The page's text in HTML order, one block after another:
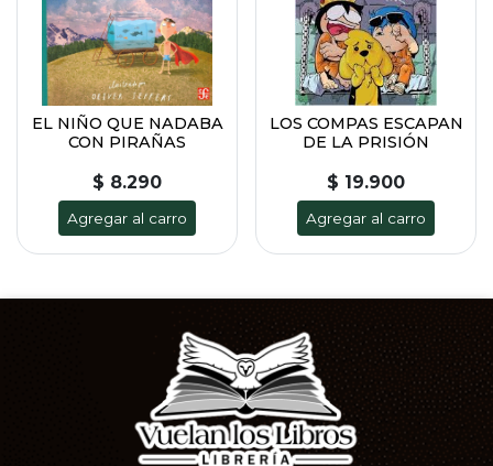
EL NIÑO QUE NADABA
CON PIRAÑAS
$ 8.290
Agregar al carro
LOS COMPAS ESCAPAN
DE LA PRISIÓN
$ 19.900
Agregar al carro